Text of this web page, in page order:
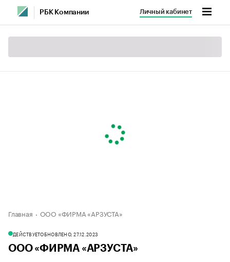
РБК Компании Личный кабинет
Главная ООО «ФИРМА «АРЗУСТА»
ДЕЙСТВУЕТОБНОВЛЕНО, 27.12.2023
ООО «ФИРМА «АРЗУСТА»